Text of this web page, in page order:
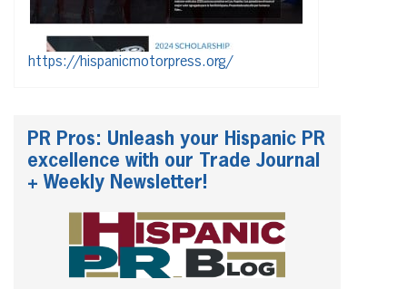
https://hispanicmotorpress.org/
PR Pros: Unleash your Hispanic PR
excellence with our Trade Journal
+ Weekly Newsletter!